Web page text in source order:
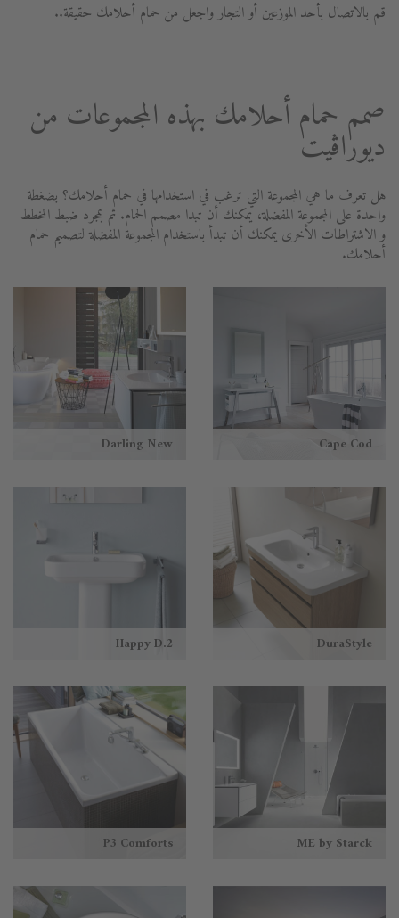
قم بالاتصال بأحد الموزعين أو التجار واجعل من حمام أحلامك حقيقة..
صمم حمام أحلامك بهذه المجموعات من
ديوراڨيت
هل تعرف ما هي المجموعة التي ترغب في استخدامها في حمام أحلامك؟ بضغطة
واحدة على المجموعة المفضلة، يمكنك أن تبدا مصمم الحمام. ثم بمجرد ضبط المخطط
و الاشتراطات الأخرى يمكنك أن تبدأ باستخدام المجموعة المفضلة لتصميم حمام
أحلامك.
Cape Cod
Darling New
DuraStyle
Happy D.2
ME by Starck
P3 Comforts